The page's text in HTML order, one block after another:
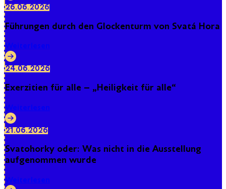
26.06.2026
Führungen durch den Glockenturm von Svatá Hora
Weiterlesen
24.06.2026
Exerzitien für alle – „Heiligkeit für alle“
Weiterlesen
21.06.2026
Svatohorky oder: Was nicht in die Ausstellung
aufgenommen wurde
Weiterlesen